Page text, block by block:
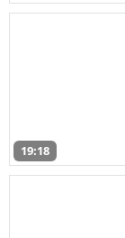
19:18